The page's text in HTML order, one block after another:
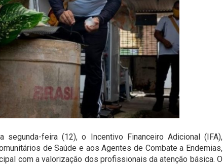
feira (12), o Incentivo Financeiro Adicional (IFA),
de Saúde e aos Agentes de Combate a Endemias,
com a valorização dos profissionais da atenção básica. O